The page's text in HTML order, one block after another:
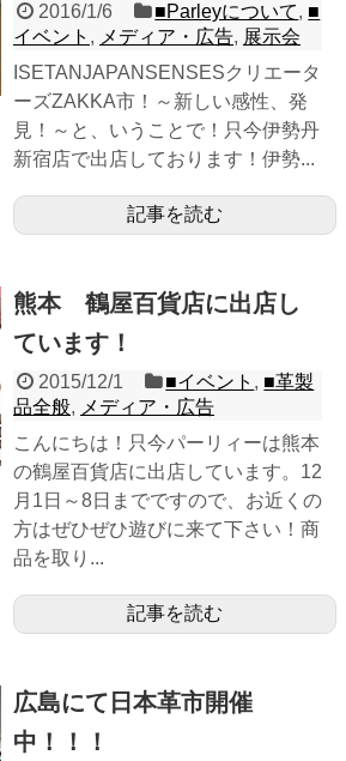
2016/1/6 ■Parleyについて, ■
イベント , メディア・広告, 展示会
ISETANJAPANSENSESクリエータ
ーズZAKKA市！～新しい感性、発
見！～と、いうことで！只今伊勢丹
新宿店で出店しております！伊勢...
記事を読む
熊本 鶴屋百貨店に出店し
ています！
2015/12/1 ■イベント , ■革製
品全般, メディア・広告
こんにちは！只今パーリィーは熊本
の鶴屋百貨店に出店しています。12
月1日～8日までですので、お近くの
方はぜひぜひ遊びに来て下さい！商
品を取り...
記事を読む
広島にて日本革市開催
中！！！